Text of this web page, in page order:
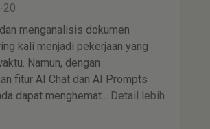
20
menganalisis dokumen
kali menjadi pekerjaan yang
Namun, dengan
fitur AI Chat dan AI Prompts
dapat menghemat...
Detail lebih